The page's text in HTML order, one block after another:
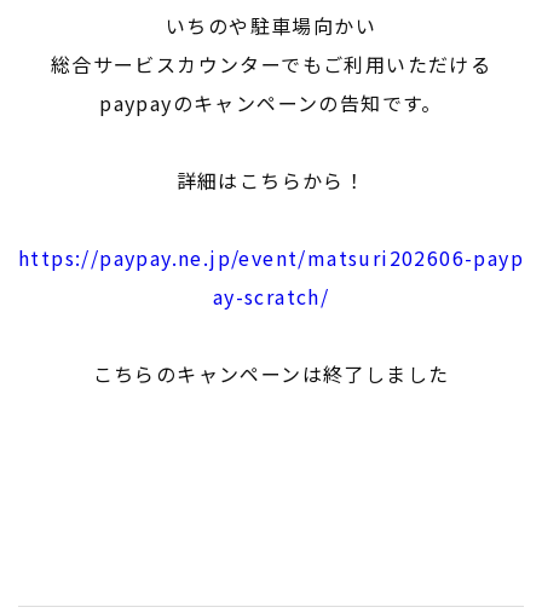
いちのや駐車場向かい
総合サービスカウンターでもご利用いただける
paypayのキャンペーンの告知です。
詳細はこちらから！
https://paypay.ne.jp/event/matsuri202606-payp
ay-scratch/
こちらのキャンペーンは終了しました